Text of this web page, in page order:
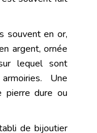
souvent en or,
argent, ornée
lequel sont
Une
pierredure ou
de bijoutier